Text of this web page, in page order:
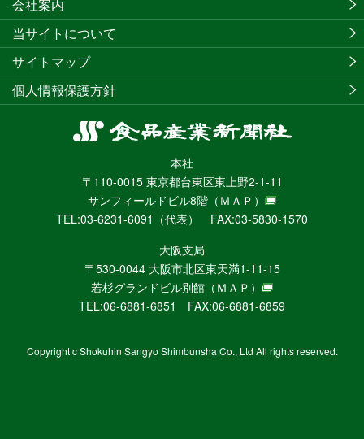
食
産
業
新
聞
社
ニ
ュ
ー
WEB
本社
〒110-0015 東京都台東区東上野2-1-11
サンフィールドビル8階 （ＭＡＰ）
TEL:03-6231-6091（代表） FAX:03-5830-1570
大阪支局
〒530-0044 大阪市北区東天満1-11-15
若杉グランドビル別館 （ＭＡＰ）
TEL:06-6881-6851 FAX:06-6881-6859
会社案内
当サイトについて
サイトマップ
個人情報保護方針
Copyright c Shokuhin Sangyo Shimbunsha Co., Ltd All rights reserved.